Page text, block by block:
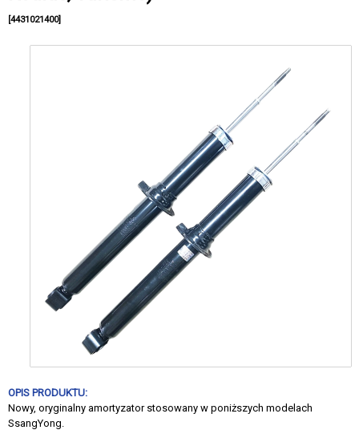
[4431021400]
OPIS PRODUKTU:
Nowy, oryginalny amortyzator stosowany w poniższych modelach
SsangYong.